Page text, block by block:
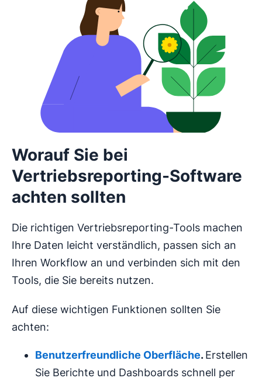
Worauf Sie bei
Vertriebsreporting-Software
achten sollten
Die richtigen Vertriebsreporting-Tools machen
Ihre Daten leicht verständlich, passen sich an
Ihren Workflow an und verbinden sich mit den
Tools, die Sie bereits nutzen.
Auf diese wichtigen Funktionen sollten Sie
achten:
Benutzerfreundliche Oberfläche.Erstellen
Sie Berichte und Dashboards schnell per